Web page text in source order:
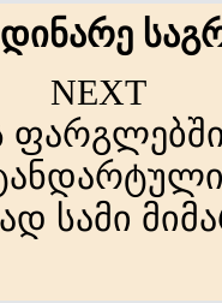
სამი